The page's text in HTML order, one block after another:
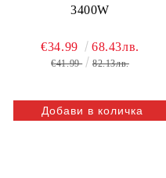
3400W
€34.99 68.43лв.
€41.99 82.13лв.